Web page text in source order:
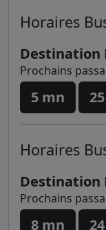
Horaires
Destination
Prochains
5 mn
Horaires
Destination
Prochains
8 mn